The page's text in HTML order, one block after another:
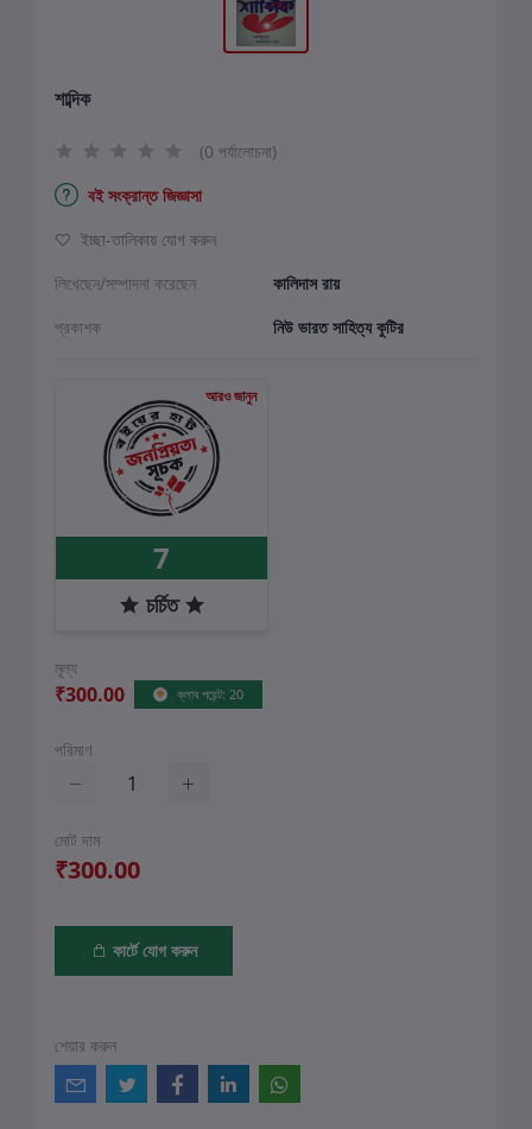
শাব্দিক
(0 পর্যালোচনা)
বই সংক্রান্ত জিজ্ঞাসা
ইচ্ছা-তালিকায় যোগ করুন
লিখেছেন/সম্পাদনা করেছেন
কালিদাস রায়
প্রকাশক
নিউ ভারত সাহিত্য কুটির
আরও জানুন
7
চর্চিত
মূল্য
₹300.00 ক্লাব পয়েন্ট: 20
পরিমাণ
মোট দাম
₹300.00
কার্টে যোগ করুন
শেয়ার করুন